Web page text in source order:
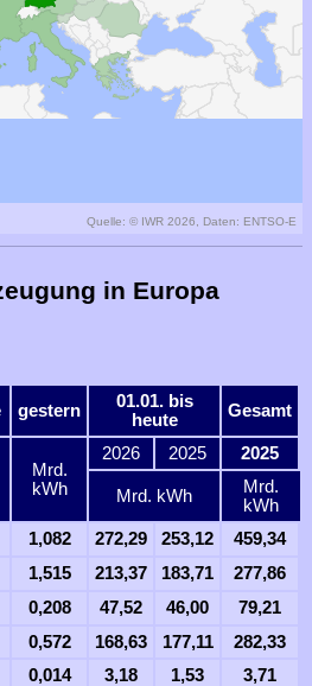
Quelle: © IWR 2026, Daten: ENTSO-E
in Europa
gestern
01.01. bis
heute
Gesamt
Mrd.
kWh
2026 2025 2025
Mrd. kWh
Mrd.
kWh
1,082 272,29 253,12 459,34
1,515 213,37 183,71 277,86
0,208 47,52 46,00
79,21
0,572 168,63 177,11
282,33
0,014 3,18 1,53
3,71